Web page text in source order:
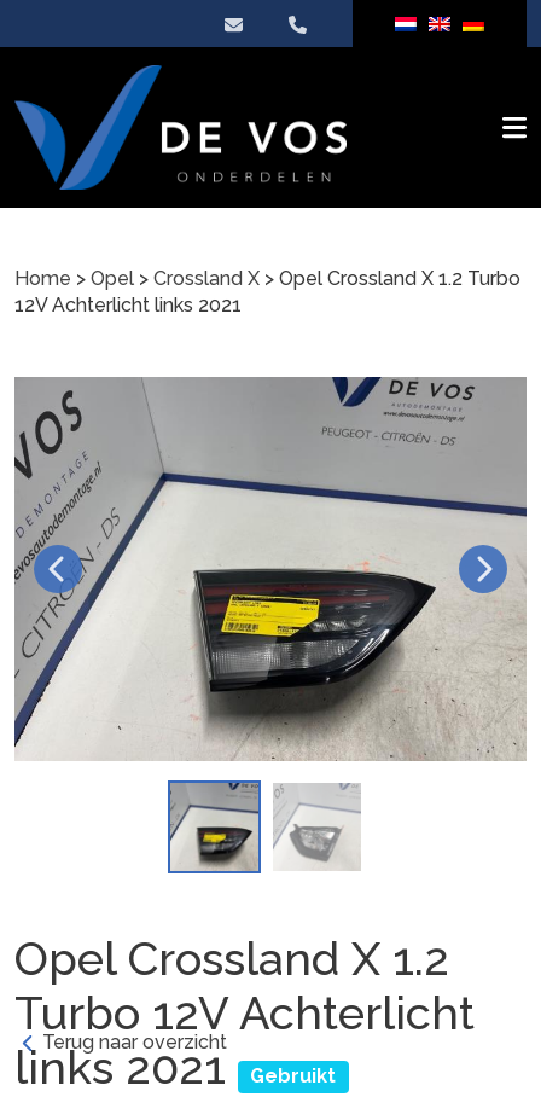
Home > Opel > Crossland X > Opel Crossland X 1.2 Turbo
12V Achterlicht links 2021
Opel Crossland X 1.2
Turbo 12V Achterlicht
links 2021
Gebruikt
Terug naar overzicht